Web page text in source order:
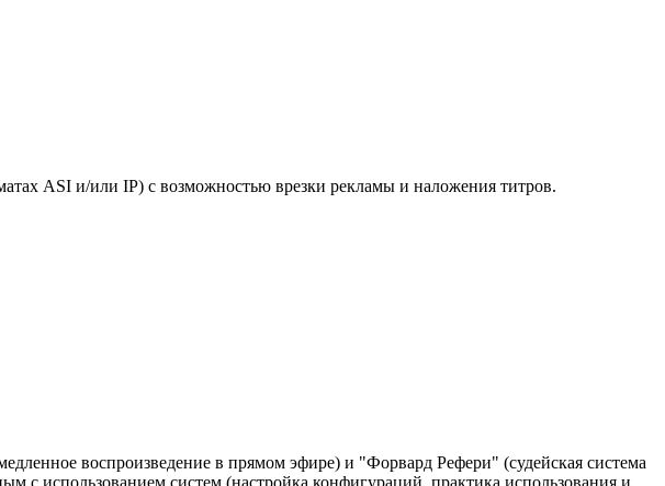
ASI и/или IP) с возможностью врезки рекламы и наложения титров.
воспроизведение в прямом эфире) и "Форвард Рефери" (судейская система
с использованием систем (настройка конфигураций, практика использования и